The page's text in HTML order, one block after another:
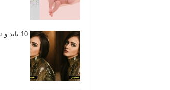
10 باید و نباید در روتوش عکس ها